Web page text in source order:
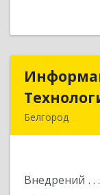
Белгород
Внедрений